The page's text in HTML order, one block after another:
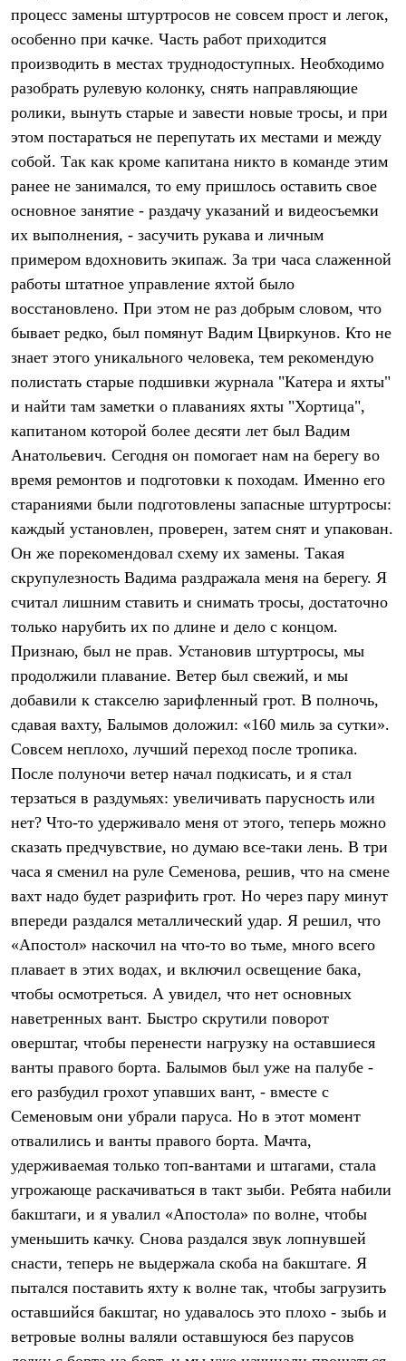
Утепленная синтетикой
Комбинезоны
Куртки
Брюки
Лёгкая одежда
Футболки
Брюки
Софтшелл одежда
Куртки
Флисовая одежда
Куртки
Брюки
Комбинезоны
Термобелье
Комплект термобелья
Снаряжение
Палатки и тенты
Палатки
Аксессуары для палаток
Рюкзаки
Легкоходные
Альпинистские
Аксессуары для рюкзаков
Спальные мешки
Пуховые
Комбинированные
С синтетическим утеплителем
Аксессуары для спальников
Баулы
Кошельки
Сумки
Гермомешки
Полезные аксессуары
Книги
Коврики
Обувь
Женская обувь
Сапоги
Ботинки
Мужская обувь
Кроссовки
Сапоги
Гамаши и бахилы
Гамаши
Бахилы
Тапочки и чуни
Чуни
Уход за обувью
Головные уборы
Шапки
Балаклавы и маски
Кепки и бейсболки
Повязки
Шарфы
Перчатки и рукавицы
Перчатки
Носки
Полезные аксессуары
Ремни
Шевроны
Опушки
Уход за одеждой
В Арктику
процесс замены штуртросов не совсем прост и легок,
особенно при качке. Часть работ приходится
производить в местах труднодоступных. Необходимо
разобрать рулевую колонку, снять направляющие
ролики, вынуть старые и завести новые тросы, и при
этом постараться не перепутать их местами и между
собой. Так как кроме капитана никто в команде этим
ранее не занимался, то ему пришлось оставить свое
основное занятие - раздачу указаний и видеосъемки
их выполнения, - засучить рукава и личным
примером вдохновить экипаж. За три часа слаженной
работы штатное управление яхтой было
восстановлено. При этом не раз добрым словом, что
бывает редко, был помянут Вадим Цвиркунов. Кто не
знает этого уникального человека, тем рекомендую
полистать старые подшивки журнала "Катера и яхты"
и найти там заметки о плаваниях яхты "Хортица",
капитаном которой более десяти лет был Вадим
Анатольевич. Сегодня он помогает нам на берегу во
время ремонтов и подготовки к походам. Именно его
стараниями были подготовлены запасные штуртросы:
каждый установлен, проверен, затем снят и упакован.
Он же порекомендовал схему их замены. Такая
скрупулезность Вадима раздражала меня на берегу. Я
считал лишним ставить и снимать тросы, достаточно
только нарубить их по длине и дело с концом.
Признаю, был не прав. Установив штуртросы, мы
продолжили плавание. Ветер был свежий, и мы
добавили к стакселю зарифленный грот. В полночь,
сдавая вахту, Балымов доложил: «160 миль за сутки».
Совсем неплохо, лучший переход после тропика.
После полуночи ветер начал подкисать, и я стал
терзаться в раздумьях: увеличивать парусность или
нет? Что-то удерживало меня от этого, теперь можно
сказать предчувствие, но думаю все-таки лень. В три
часа я сменил на руле Семенова, решив, что на смене
вахт надо будет разрифить грот. Но через пару минут
впереди раздался металлический удар. Я решил, что
«Апостол» наскочил на что-то во тьме, много всего
плавает в этих водах, и включил освещение бака,
чтобы осмотреться. А увидел, что нет основных
наветренных вант. Быстро скрутили поворот
оверштаг, чтобы перенести нагрузку на оставшиеся
ванты правого борта. Балымов был уже на палубе -
его разбудил грохот упавших вант, - вместе с
Семеновым они убрали паруса. Но в этот момент
отвалились и ванты правого борта. Мачта,
удерживаемая только топ-вантами и штагами, стала
угрожающе раскачиваться в такт зыби. Ребята набили
бакштаги, и я увалил «Апостола» по волне, чтобы
уменьшить качку. Снова раздался звук лопнувшей
снасти, теперь не выдержала скоба на бакштаге. Я
пытался поставить яхту к волне так, чтобы загрузить
оставшийся бакштаг, но удавалось это плохо - зыбь и
ветровые волны валяли оставшуюся без парусов